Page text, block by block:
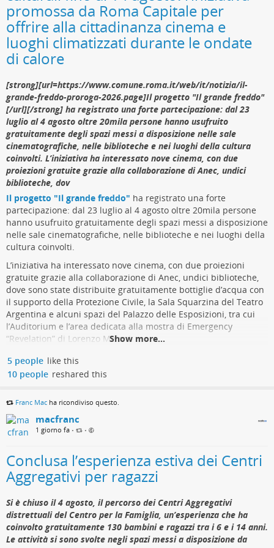
privati o linee fognarie — può risucchiare quei contaminanti
all’interno del sistema attraverso giunti o crepe nelle tubature,
lo stesso principio fisico di una cannuccia. La pericolosità
dell’attacco sta nella combinazione di due capacità simultanee:
manipolare i PLC per abbassare la pressione, e allo stesso
tempo sopprimere gli allarmi che dovrebbero avvisare gli
operatori del calo, lasciandoli con dashboard apparentemente
normali mentre il sistema fisico è già in stato non sicuro.
Nessuna contaminazione è stata confermata: il Dipartimento
della Salute del Minnesota ha dichiarato che la qualità
dell’acqua non è stata compromessa in nessuno degli impianti
colpiti e non sono state emesse ordinanze di bollitura a livello
statale.
Chi c’è dietro: Iran, CyberAv3ngers e
l’ipotesi false flag
Gli investigatori federali ritengono probabile il coinvolgimento
di attori legati all’Iran, sebbene l’attribuzione non sia
sono iniziati quattro giorni dopo che la CISA aveva aggiornato
un avviso su larga scala riguardante l’espansione delle
operazioni iraniane contro acqua, energia e infrastrutture
governative statunitensi. Tre giorni prima degli attacchi, il
gruppo Handala — attribuito al Ministero dell’Intelligence
iraniano — aveva pubblicamente minacciato di colpire reti
idriche, elettriche e di trasporto americane, proprio nello stesso
giorno dell’aggiornamento CISA.
Secondo i ricercatori di Tenable, il pattern operativo osservato
gruppo collegato al Corpo delle Guardie Rivoluzionarie
Islamiche che dal 2023 prende sistematicamente di mira le
infrastrutture idriche statunitensi e sanzionato dal Tesoro USA
nel febbraio 2024. Il contesto geopolitico è quello di un conflitto
e proseguito con un cessate il fuoco entrato in vigore ad aprile:
le operazioni cyber iraniane contro le infrastrutture critiche
americane sono continuate e si sono intensificate da allora.
Gli inquirenti stanno però valutando anche un’ipotesi più
inquietante: che chi ha condotto l’attacco abbia
deliberatamente riutilizzato tattiche, strumenti e infrastruttura
associati agli attori iraniani per costruire un’operazione false
promossa da Roma Capitale per
offrire alla cittadinanza cinema e
luoghi climatizzati durante le ondate
di calore
[strong][url=https://www.comune.roma.it/web/it/notizia/il-
grande-freddo-proroga-2026.page]Il progetto "Il grande freddo"
[/url][/strong] ha registrato una forte partecipazione: dal 23
luglio al 4 agosto oltre 20mila persone hanno usufruito
gratuitamente degli spazi messi a disposizione nelle sale
cinematografiche, nelle biblioteche e nei luoghi della cultura
coinvolti. L’iniziativa ha interessato nove cinema, con due
proiezioni gratuite grazie alla collaborazione di Anec, undici
biblioteche, dov
Il progetto "Il grande freddo" ha registrato una forte
partecipazione: dal 23 luglio al 4 agosto oltre 20mila persone
hanno usufruito gratuitamente degli spazi messi a disposizione
nelle sale cinematografiche, nelle biblioteche e nei luoghi della
cultura coinvolti.
L’iniziativa ha interessato nove cinema, con due proiezioni
gratuite grazie alla collaborazione di Anec, undici biblioteche,
dove sono state distribuite gratuitamente bottiglie d’acqua con
il supporto della Protezione Civile, la Sala Squarzina del Teatro
Argentina e alcuni spazi del Palazzo delle Esposizioni, tra cui
l’Auditorium e l’area dedicata alla mostra di Emergency
“Revelation” di Lorenzo Meloni.
comune.roma.it/web/it/notizia/…
Se vuoi avere altre notizie sulla Capitale, puoi seguire l'account
Se vuoi aprire un nuovo thread, inserisci alla fine del
messaggio la menzione all'account
(https://citiverse.it/category/13/roma)@citiverse.it
Roma Capitale | "Il grande freddo", rifugi climatici
culturali fino al 14 agosto
Prorogata l'iniziativa ad accesso gratuito contro le ondate di calore.
Roma Capitale
Show more...
5 people like this
10 people reshared this
Franc Mac ha ricondiviso questo.
macfranc
1 giorno fa • •
Conclusa l’esperienza estiva dei Centri
Aggregativi per ragazzi
Si è chiuso il 4 agosto, il percorso dei Centri Aggregativi
distrettuali del Centro per la Famiglia, un’esperienza che ha
coinvolto gratuitamente 130 bambini e ragazzi tra i 6 e i 14 anni.
Le attività si sono svolte negli spazi messi a disposizione da